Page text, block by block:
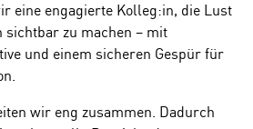
eine engagierte Kolleg:in, die Lust
sichtbar zu machen – mit
und einem sicheren Gespür für
wir eng zusammen. Dadurch